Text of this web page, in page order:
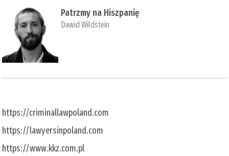
Patrzmy na Hiszpanię
Dawid Wildstein
https://criminallawpoland.com
https://lawyersinpoland.com
https://www.kkz.com.pl